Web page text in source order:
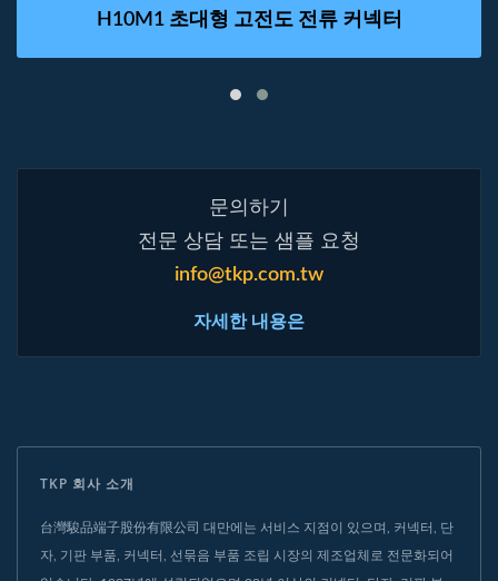
H10M1 초대형 고전도 전류 커넥터
문의하기
전문 상담 또는 샘플 요청
info@tkp.com.tw
자세한 내용은
TKP 회사 소개
台灣駿品端子股份有限公司 대만에는 서비스 지점이 있으며, 커넥터, 단
자, 기판 부품, 커넥터, 선묶음 부품 조립 시장의 제조업체로 전문화되어